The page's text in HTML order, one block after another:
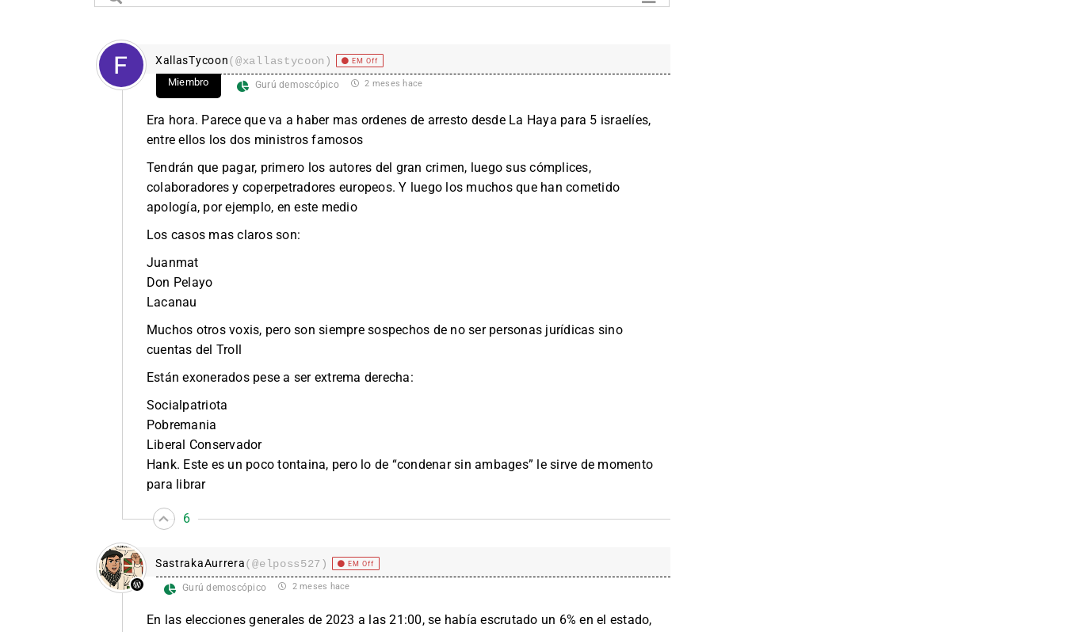
XallasTycoon(@xallastycoon) EM Off
Miembro Gurú demoscópico 2 meses hace
Era hora. Parece que va a haber mas ordenes de arresto desde La Haya para 5 israelíes,
entre ellos los dos ministros famosos
Tendrán que pagar, primero los autores del gran crimen, luego sus cómplices,
colaboradores y coperpetradores europeos. Y luego los muchos que han cometido
apología, por ejemplo, en este medio
Los casos mas claros son:
Juanmat
Don Pelayo
Lacanau
Muchos otros voxis, pero son siempre sospechos de no ser personas jurídicas sino
cuentas del Troll
Están exonerados pese a ser extrema derecha:
Socialpatriota
Pobremania
Liberal Conservador
Hank. Este es un poco tontaina, pero lo de “condenar sin ambages” le sirve de momento
para librar
6
SastrakaAurrera(@elposs527) EM Off
Gurú demoscópico 2 meses hace
En las elecciones generales de 2023 a las 21:00, se había escrutado un 6% en el estado,